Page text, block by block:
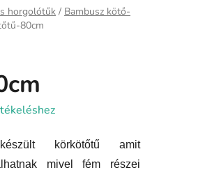
horgolótűk / Bambusz kötő-
80cm
körkötőtű amit
mivel fém részei